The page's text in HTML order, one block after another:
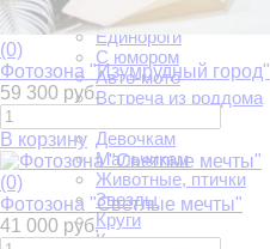
Дочке
Единороги
С юмором
Авто-мото
Встреча из роддома
Девочкам
Мальчикам
Животные, птички
Звезды
Круги
Круги и луна
(0)
Фотозона "Изумрудный город"
59 300 руб.
В корзину
(0)
Фотозона "Светлые мечты"
41 000 руб.